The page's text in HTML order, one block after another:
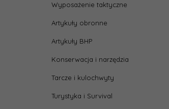
Wyposażenie taktyczne
Artykuły obronne
Artykuły BHP
Konserwacja i narzędzia
Tarcze i kulochwyty
Turystyka i Survival